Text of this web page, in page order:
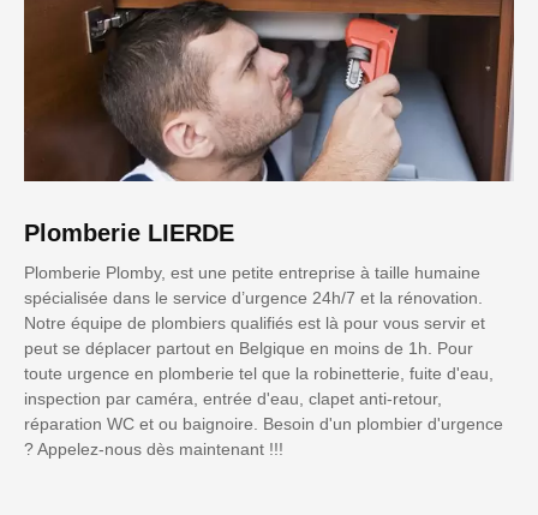
Plomberie LIERDE
Plomberie Plomby, est une petite entreprise à taille humaine
spécialisée dans le service d’urgence 24h/7 et la rénovation.
Notre équipe de plombiers qualifiés est là pour vous servir et
peut se déplacer partout en Belgique en moins de 1h. Pour
toute urgence en plomberie tel que la robinetterie, fuite d'eau,
inspection par caméra, entrée d'eau, clapet anti-retour,
réparation WC et ou baignoire. Besoin d'un plombier d'urgence
? Appelez-nous dès maintenant !!!